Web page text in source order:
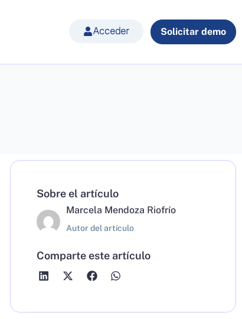
Acceder Solicitar demo
Sobre el artículo
Marcela Mendoza Riofrío
Autor del artículo
Comparte este artículo